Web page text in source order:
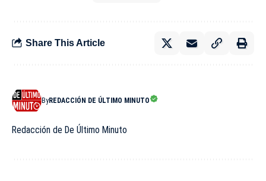
Share This Article
ByREDACCIÓN DE ÚLTIMO MINUTO
Redacción de De Último Minuto